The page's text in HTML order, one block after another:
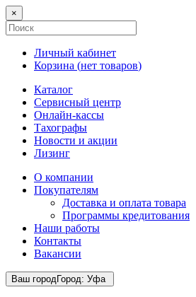
×
Личный кабинет
Корзина (нет товаров)
Каталог
Сервисный центр
Онлайн-кассы
Тахографы
Новости и акции
Лизинг
О компании
Покупателям
Доставка и оплата товара
Программы кредитования
Наши работы
Контакты
Вакансии
Ваш городГород: Уфа